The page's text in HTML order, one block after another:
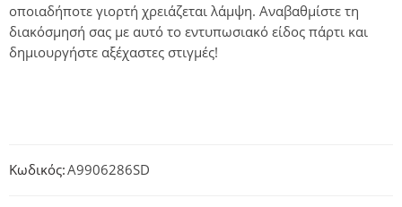
οποιαδήποτε γιορτή χρειάζεται λάμψη. Αναβαθμίστε τη
διακόσμησή σας με αυτό το εντυπωσιακό είδος πάρτι και
δημιουργήστε αξέχαστες στιγμές!
Κωδικός:A9906286SD